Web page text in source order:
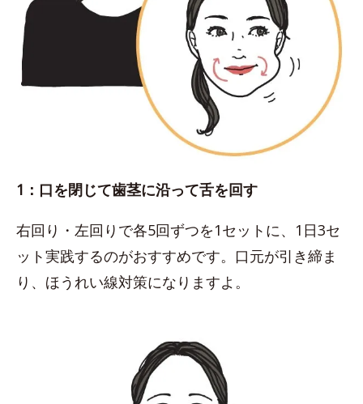
1：口を閉じて歯茎に沿って舌を回す
右回り・左回りで各5回ずつを1セットに、1日3セ
ット実践するのがおすすめです。口元が引き締ま
り、ほうれい線対策になりますよ。